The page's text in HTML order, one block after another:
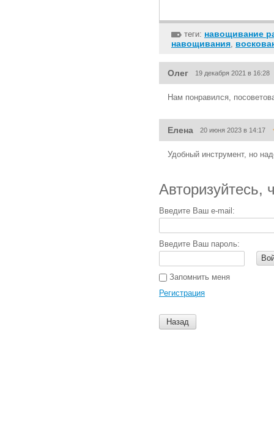
теги: навощивание
навощивания,
Олег 19 декабря 2021 в 16:28
Нам понравился,
Елена 20 июня 2023 в 14:17
Удобный инструмент, но
Авторизуйтесь,
Введите Ваш e-mail:
Введите Ваш пароль:
Запомнить меня
Регистрация
Назад